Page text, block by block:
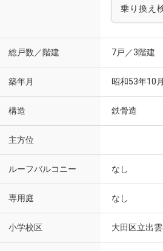
乗り換え
総戸数／階建 7戸／3階建
築年月 昭和53年10月
構造 鉄骨造
主方位
ルーフバルコニー なし
専用庭 なし
小学校区 大田区立出